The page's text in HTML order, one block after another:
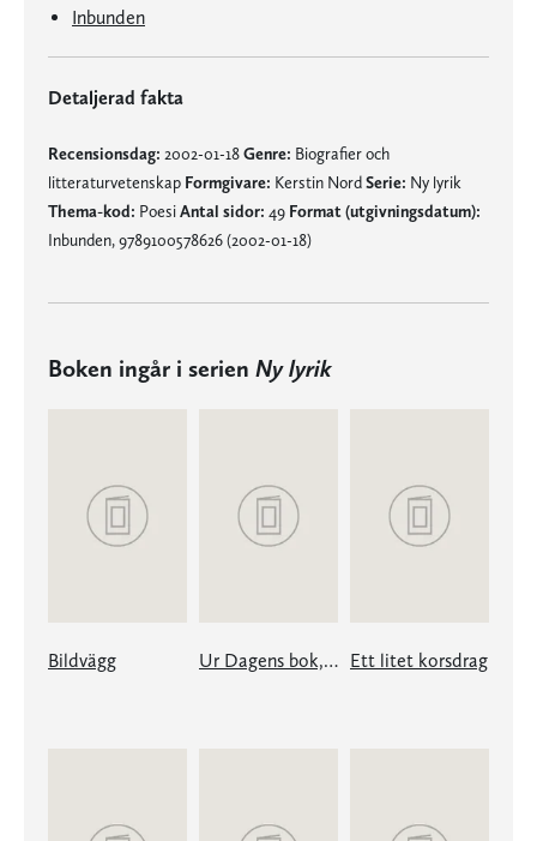
Inbunden
Detaljerad fakta
Recensionsdag: 2002-01-18Genre: Biografier och
litteraturvetenskap Formgivare: Kerstin NordSerie: Ny lyrik
Thema-kod: PoesiAntal sidor: 49 Format (utgivningsdatum):
Inbunden, 9789100578626 (2002-01-18)
Boken ingår i serien Ny lyrik
Bildvägg Ur Dagens bok, och Drömmens Ett litet korsdrag